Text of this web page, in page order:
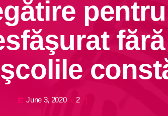
today June 3, 2020 2